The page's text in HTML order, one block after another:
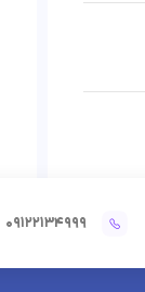
09122134999